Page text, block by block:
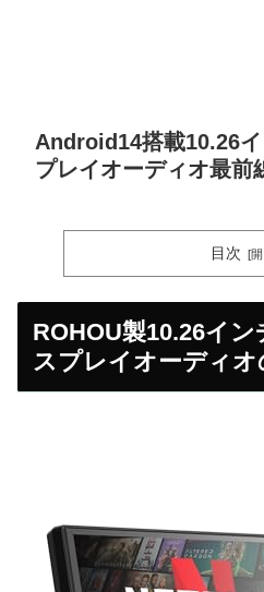
Android14搭載10.26
プレイオーディオ最前
目次
ROHOU製10.26イ
スプレイオーディオ